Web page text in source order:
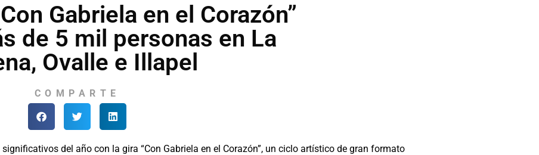
Gabriela en el Corazón”
de 5 mil personas en La
Ovalle e Illapel
COMPARTE
del año con la gira “Con Gabriela en el Corazón”, un ciclo artístico de gran formato